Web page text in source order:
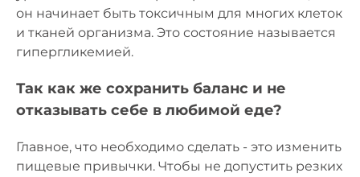
он начинает быть токсичным для многих клеток
и тканей организма. Это состояние называется
гипергликемией.
Так как же сохранить баланс и не
отказывать себе в любимой еде?
Главное, что необходимо сделать - это изменить
пищевые привычки. Чтобы не допустить резких